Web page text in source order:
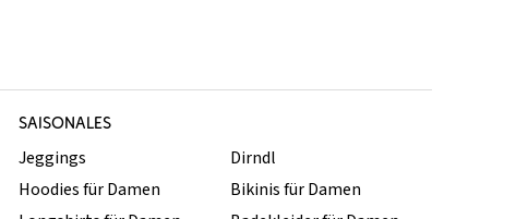
SAISONALES
Jeggings
Hoodies für Damen
Dirndl
Bikinis für Damen